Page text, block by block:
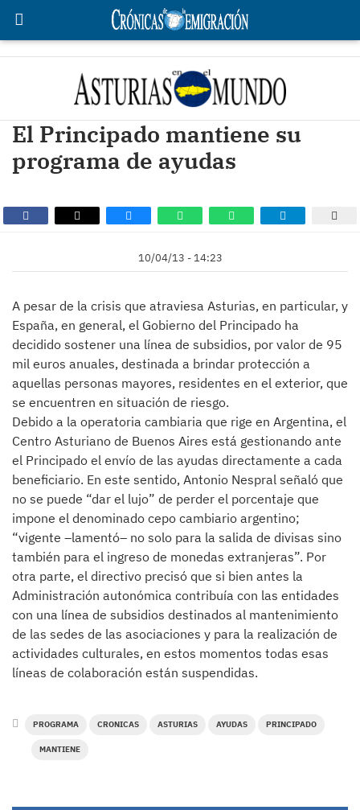
El Principado mantiene su
programa de ayudas
10/04/13 - 14:23
A pesar de la crisis que atraviesa Asturias, en particular, y
España, en general, el Gobierno del Principado ha
decidido sostener una línea de subsidios, por valor de 95
mil euros anuales, destinada a brindar protección a
aquellas personas mayores, residentes en el exterior, que
se encuentren en situación de riesgo.
Debido a la operatoria cambiaria que rige en Argentina, el
Centro Asturiano de Buenos Aires está gestionando ante
el Principado el envío de las ayudas directamente a cada
beneficiario. En este sentido, Antonio Nespral señaló que
no se puede “dar el lujo” de perder el porcentaje que
impone el denominado cepo cambiario argentino;
“vigente –lamentó– no solo para la salida de divisas sino
también para el ingreso de monedas extranjeras”. Por
otra parte, el directivo precisó que si bien antes la
Administración autonómica contribuía con las entidades
con una línea de subsidios destinados al mantenimiento
de las sedes de las asociaciones y para la realización de
actividades culturales, en estos momentos todas esas
líneas de colaboración están suspendidas.
PROGRAMA CRONICAS ASTURIAS AYUDAS PRINCIPADO
MANTIENE